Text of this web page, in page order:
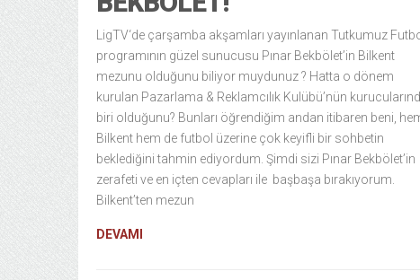
LigTV‘de çarşamba akşamları yayınlanan Tutkumuz
programının güzel sunucusu Pınar Bekbölet’in Bilkent
mezunu olduğunu biliyor muydunuz ? Hatta o dönem
kurulan Pazarlama & Reklamcılık Kulübü’nün
biri olduğunu? Bunları öğrendiğim andan itibaren beni,
Bilkent hem de futbol üzerine çok keyifli bir sohbetin
beklediğini tahmin ediyordum. Şimdi sizi Pınar Bekbölet’in
zerafeti ve en içten cevapları ile başbaşa bırakıyorum.
Bilkent’ten mezun
DEVAMI